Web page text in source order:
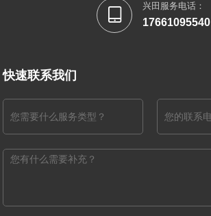
 兴田服务电话：
17661095540
快速联系我们